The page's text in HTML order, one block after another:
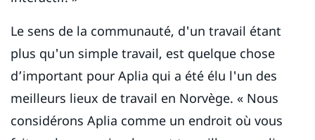
Le sens de la communauté, d'un travail étant
plus qu'un simple travail, est quelque chose
d’important pour Aplia qui a été élu l'un des
meilleurs lieux de travail en Norvège. « Nous
considérons Aplia comme un endroit où vous